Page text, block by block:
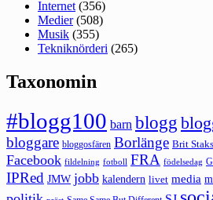
Internet (356)
Medier(508)
Musik (355)
Tekniknörderi (265)
Taxonomin
#blogg100 barn blogg
bloggare bloggosfären Borlänge Brit
Facebook fildelning fotboll FRA födelsedag
IPRed JMW jobb kalendern livet media